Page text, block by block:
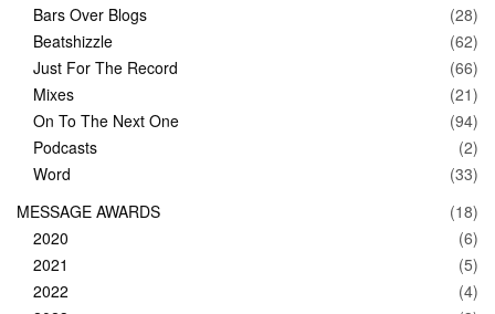
Bars Over Blogs
(28)
Beatshizzle
(62)
Just For The Record
(66)
Mixes
(21)
On To The Next One
(94)
Podcasts
(2)
Word
(33)
MESSAGE AWARDS
(18)
2020
(6)
2021
(5)
2022
(4)